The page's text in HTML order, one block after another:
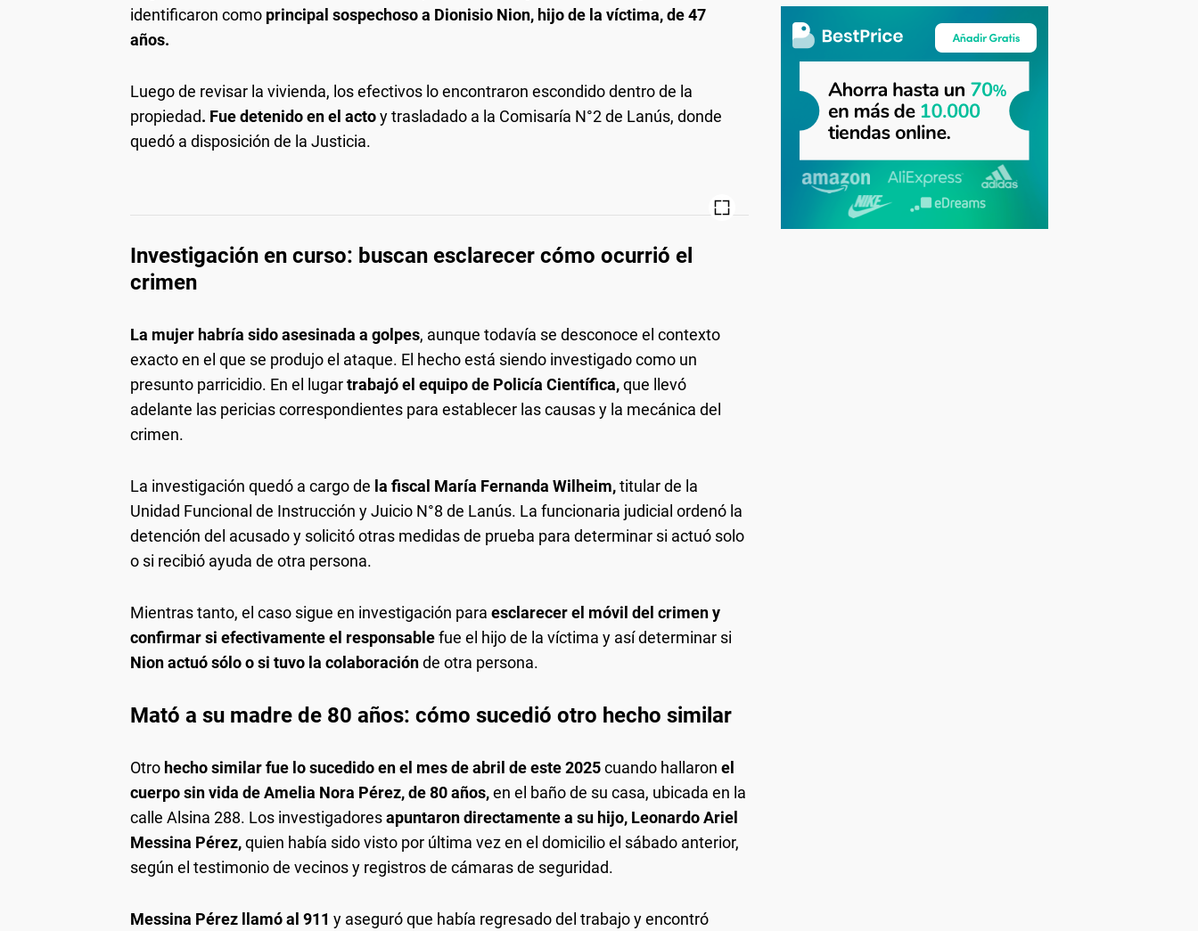
identificaron como principal sospechoso a Dionisio Nion, hijo de la víctima, de 47
años.
Luego de revisar la vivienda, los efectivos lo encontraron escondido dentro de la
propiedad. Fue detenido en el actoy trasladado a la Comisaría N°2 de Lanús, donde
quedó a disposición de la Justicia.
Investigación en curso: buscan esclarecer cómo ocurrió el
crimen
La mujer habría sido asesinada a golpes, aunque todavía se desconoce el contexto
exacto en el que se produjo el ataque. El hecho está siendo investigado como un
presunto parricidio. En el lugartrabajó el equipo de Policía Científica,que llevó
adelante las pericias correspondientes para establecer las causas y la mecánica del
crimen.
La investigación quedó a cargo de la fiscal María Fernanda Wilheim,titular de la
Unidad Funcional de Instrucción y Juicio N°8 de Lanús. La funcionaria judicial ordenó la
detención del acusado y solicitó otras medidas de prueba para determinar si actuó solo
o si recibió ayuda de otra persona.
Mientras tanto, el caso sigue en investigación para esclarecer el móvil del crimen y
confirmar si efectivamente el responsablefue el hijo de la víctima y así determinar si
Nion actuó sólo o si tuvo la colaboraciónde otra persona.
Mató a su madre de 80 años: cómo sucedió otro hecho similar
Otro hecho similar fue lo sucedido en el mes de abril de este 2025cuando hallaron el
cuerpo sin vida de Amelia Nora Pérez, de 80 años,en el baño de su casa, ubicada en la
calle Alsina 288. Los investigadoresapuntaron directamente a su hijo, Leonardo Ariel
Messina Pérez,quien había sido visto por última vez en el domicilio el sábado anterior,
según el testimonio de vecinos y registros de cámaras de seguridad.
Messina Pérez llamó al 911 y aseguró que había regresado del trabajo y encontró